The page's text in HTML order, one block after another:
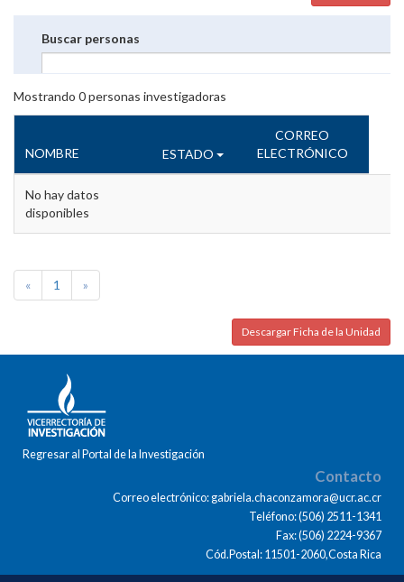
Buscar personas
Mostrando 0personas investigadoras
NOMBRE ESTADO
CORREO
ELECTRÓNICO
No hay datos
disponibles
« 1 »
Descargar Ficha de la Unidad
Regresar al Portal de la Investigación
Contacto
Correo electrónico: gabriela.chaconzamora@ucr.ac.cr
Teléfono: (506) 2511-1341
Fax: (506) 2224-9367
Cód.Postal: 11501-2060,Costa Rica